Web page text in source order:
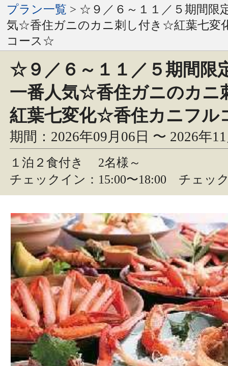
プラン一覧 > ☆９／６～１１／５期間限
気☆香住ガニのカニ刺し付き☆紅葉七変
コース☆
☆９／６～１１／５期間限
一番人気☆香住ガニのカ
紅葉七変化☆香住カニフ
期間：2026年09月06日 〜 2026年
１泊２食付き
2名様～
チェックイン：15:00〜18:00 チェッ